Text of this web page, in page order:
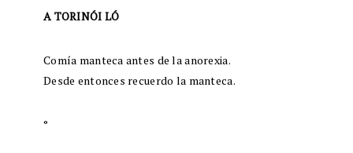
A TORINÓI LÓ
Comía manteca antes de la anorexia.
Desde entonces recuerdo la manteca.
°